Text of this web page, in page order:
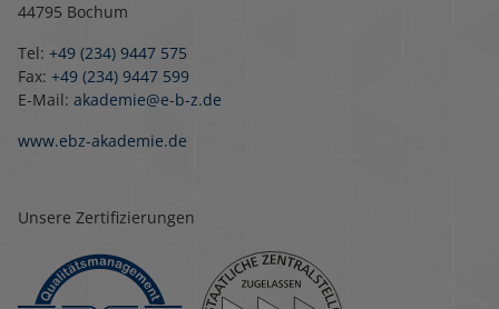
44795 Bochum
Tel: +49 (234) 9447 575
Fax: +49 (234) 9447 599
E-Mail: akademie@e-b-z.de
www.ebz-akademie.de
Unsere Zertifizierungen